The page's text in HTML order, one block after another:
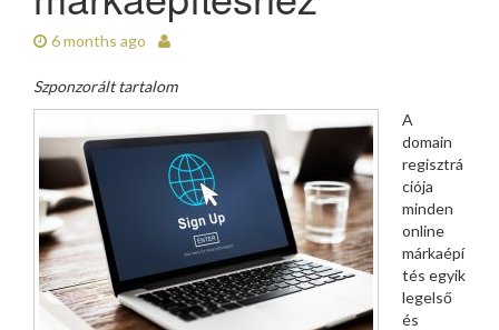
6 months ago
Szponzorált tartalom
A
domain
regisztrá
ciója
minden
online
márkaépí
tés egyik
legelső
és